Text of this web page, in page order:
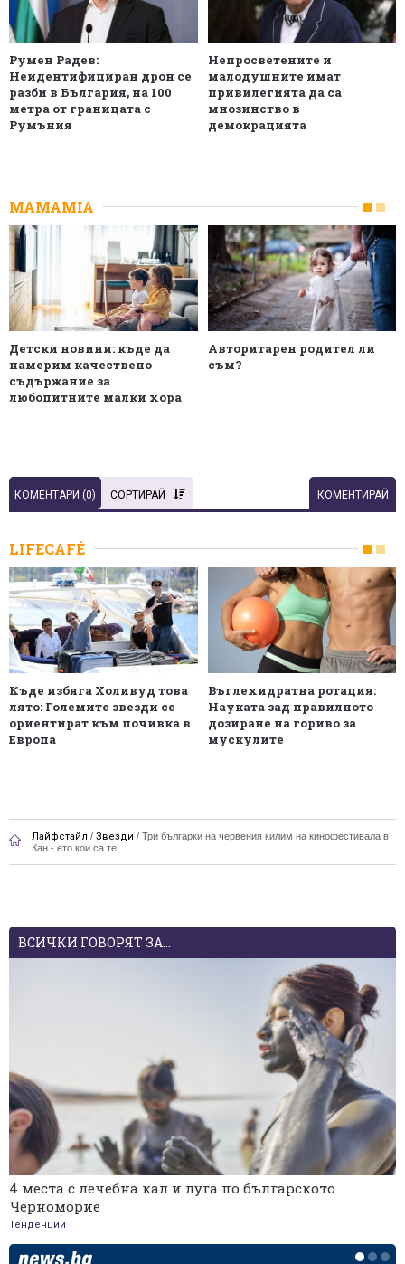
Румен Радев:
Неидентифициран дрон се
разби в България, на 100
метра от границата с
Румъния
Непросветените и
малодушните имат
привилегията да са
мнозинство в
демокрацията
MAMAMIA
Детски новини: къде да
намерим качествено
съдържание за
любопитните малки хора
Авторитарен родител ли
съм?
КОМЕНТАРИ (0) СОРТИРАЙ КОМЕНТИРАЙ
LIFECAFÉ
Къде избяга Холивуд това
лято: Големите звезди се
ориентират към почивка в
Европа
Въглехидратна ротация:
Науката зад правилното
дозиране на гориво за
мускулите
Лайфстайл / Звезди / Три българки на червения килим на кинофестивала в
Кан - ето кои са те
ВСИЧКИ ГОВОРЯТ ЗА...
4 места с лечебна кал и луга по българското
Черноморие
Тенденции